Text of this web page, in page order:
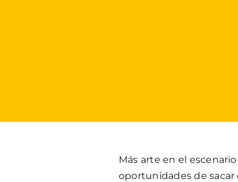
Más arte en el
oportunidades de sacar